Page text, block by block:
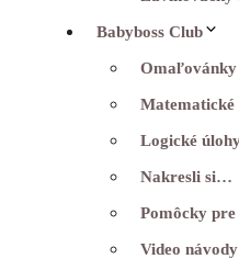
Babyboss Club
Omaľovánky
Matematické
Logické
Nakresli si…
Pomôcky
Video návody